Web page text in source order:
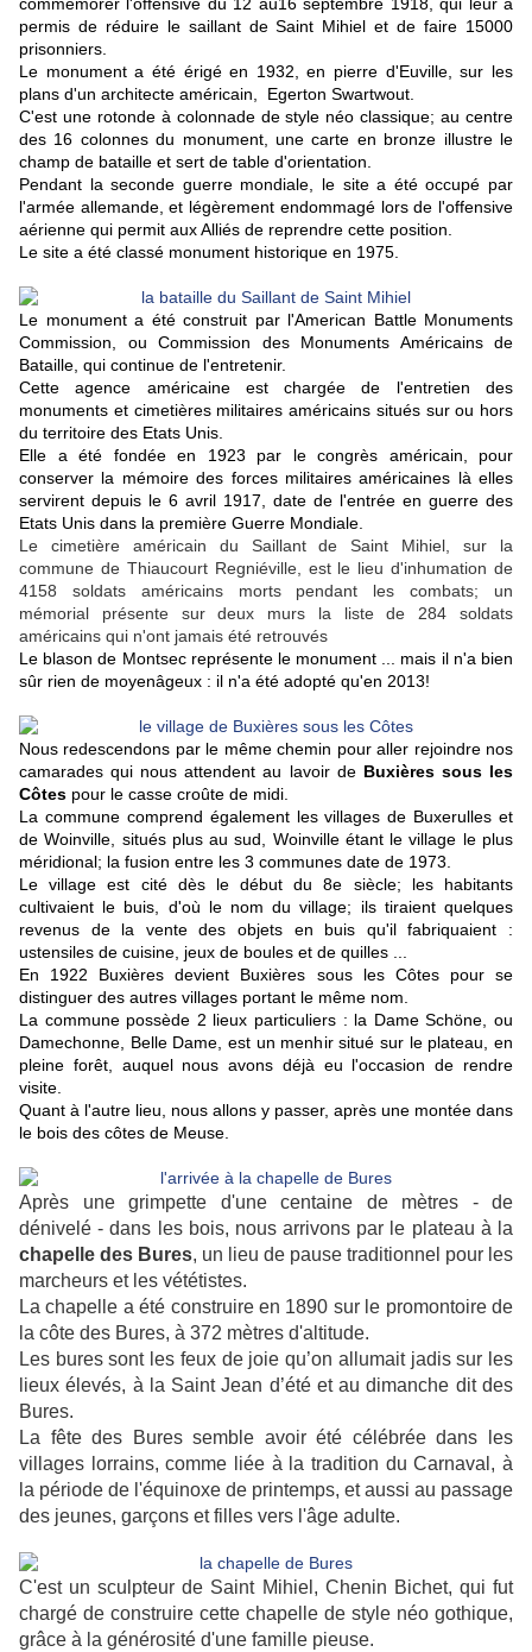
permis de réduire le saillant de Saint Mihiel et de faire 15000
prisonniers.
Le monument a été érigé en 1932, en pierre d'Euville, sur les
plans d'un architecte américain, Egerton Swartwout.
C'est une rotonde à colonnade de style néo classique; au centre
des 16 colonnes du monument, une carte en bronze illustre le
champ de bataille et sert de table d'orientation.
Pendant la seconde guerre mondiale, le site a été occupé par
l'armée allemande, et légèrement endommagé lors de l'offensive
aérienne qui permit aux Alliés de reprendre cette position.
Le site a été classé monument historique en 1975.
Le monument a été construit par l'American Battle Monuments
Commission, ou Commission des Monuments Américains de
Bataille, qui continue de l'entretenir.
Cette agence américaine est chargée de l'entretien des
monuments et cimetières militaires américains situés sur ou hors
du territoire des Etats Unis.
Elle a été fondée en 1923 par le congrès américain, pour
conserver la mémoire des forces militaires américaines là elles
servirent depuis le 6 avril 1917, date de l'entrée en guerre des
Etats Unis dans la première Guerre Mondiale.
Le cimetière américain du Saillant de Saint Mihiel, sur la
commune de Thiaucourt Regniéville, est le lieu d'inhumation de
4158 soldats américains morts pendant les combats; un
mémorial présente sur deux murs la liste de 284 soldats
américains qui n'ont jamais été retrouvés
Le blason de Montsec représente le monument ... mais il n'a bien
sûr rien de moyenâgeux : il n'a été adopté qu'en 2013!
Nous redescendons par le même chemin pour aller rejoindre nos
camarades qui nous attendent au lavoir de Buxières sous les
Côtes pour le casse croûte de midi.
La commune comprend également les villages de Buxerulles et
de Woinville, situés plus au sud, Woinville étant le village le plus
méridional; la fusion entre les 3 communes date de 1973.
Le village est cité dès le début du 8e siècle; les habitants
cultivaient le buis, d'où le nom du village; ils tiraient quelques
revenus de la vente des objets en buis qu'il fabriquaient :
ustensiles de cuisine, jeux de boules et de quilles ...
En 1922 Buxières devient Buxières sous les Côtes pour se
distinguer des autres villages portant le même nom.
La commune possède 2 lieux particuliers : la Dame Schöne, ou
Damechonne, Belle Dame, est un menhir situé sur le plateau, en
pleine forêt, auquel nous avons déjà eu l'occasion de rendre
visite.
Quant à l'autre lieu, nous allons y passer, après une montée dans
le bois des côtes de Meuse.
Après une grimpette d'une centaine de mètres - de
dénivelé - dans les bois, nous arrivons par le plateau à la
chapelle des Bures, un lieu de pause traditionnel pour les
marcheurs et les vététistes.
La chapelle a été construire en 1890 sur le promontoire de
la côte des Bures, à 372 mètres d'altitude.
Les bures sont les feux de joie qu’on allumait jadis sur les
lieux élevés, à la Saint Jean d’été et au dimanche dit des
Bures.
La fête des Bures semble avoir été célébrée dans les
villages lorrains, comme liée à la tradition du Carnaval, à
la période de l'équinoxe de printemps, et aussi au passage
des jeunes, garçons et filles vers l'âge adulte.
C'est un sculpteur de Saint Mihiel, Chenin Bichet, qui fut
chargé de construire cette chapelle de style néo gothique,
grâce à la générosité d'une famille pieuse.